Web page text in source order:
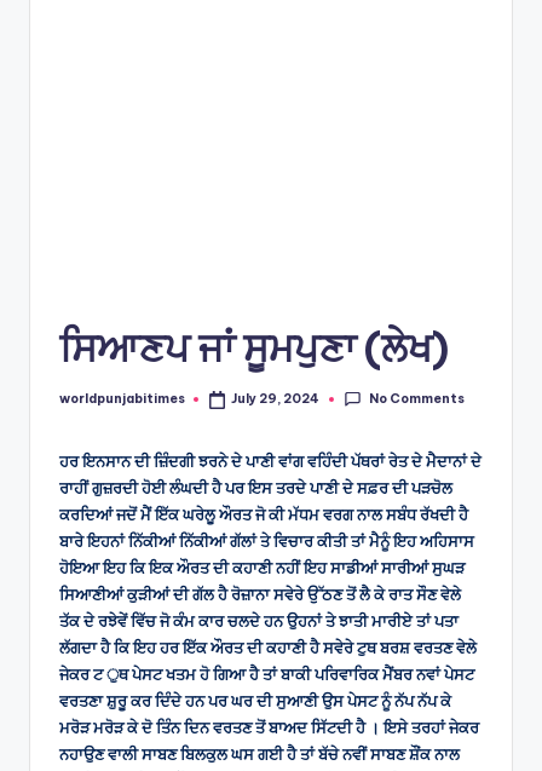
ਸਿਆਣਪ ਜਾਂ ਸੂਮਪੁਣਾ (ਲੇਖ)
Posted
worldpunjabitimes July 29, 2024 No Comments
ਹਰ ਇਨਸਾਨ ਦੀ ਜ਼ਿੰਦਗੀ ਝਰਨੇ ਦੇ ਪਾਣੀ ਵਾਂਗ ਵਹਿੰਦੀ ਪੱਥਰਾਂ ਰੇਤ ਦੇ ਮੈਦਾਨਾਂ ਦੇ
ਰਾਹੀਂ ਗੁਜ਼ਰਦੀ ਹੋਈ ਲੰਘਦੀ ਹੈ ਪਰ ਇਸ ਤਰਦੇ ਪਾਣੀ ਦੇ ਸਫ਼ਰ ਦੀ ਪੜਚੋਲ
ਕਰਦਿਆਂ ਜਦੋਂ ਮੈਂ ਇੱਕ ਘਰੇਲੂ ਔਰਤ ਜੋ ਕੀ ਮੱਧਮ ਵਰਗ ਨਾਲ ਸਬੰਧ ਰੱਖਦੀ ਹੈ
ਬਾਰੇ ਇਹਨਾਂ ਨਿੱਕੀਆਂ ਨਿੱਕੀਆਂ ਗੱਲਾਂ ਤੇ ਵਿਚਾਰ ਕੀਤੀ ਤਾਂ ਮੈਨੂੰ ਇਹ ਅਹਿਸਾਸ
ਹੋਇਆ ਇਹ ਕਿ ਇਕ ਔਰਤ ਦੀ ਕਹਾਣੀ ਨਹੀਂ ਇਹ ਸਾਡੀਆਂ ਸਾਰੀਆਂ ਸੁਘੜ
ਸਿਆਣੀਆਂ ਕੁੜੀਆਂ ਦੀ ਗੱਲ ਹੈ ਰੋਜ਼ਾਨਾ ਸਵੇਰੇ ਉੱਠਣ ਤੋਂ ਲੈ ਕੇ ਰਾਤ ਸੌਣ ਵੇਲੇ
ਤੱਕ ਦੇ ਰਝੇਵੇਂ ਵਿੱਚ ਜੋ ਕੰਮ ਕਾਰ ਚਲਦੇ ਹਨ ਉਹਨਾਂ ਤੇ ਝਾਤੀ ਮਾਰੀਏ ਤਾਂ ਪਤਾ
ਲੱਗਦਾ ਹੈ ਕਿ ਇਹ ਹਰ ਇੱਕ ਔਰਤ ਦੀ ਕਹਾਣੀ ਹੈ ਸਵੇਰੇ ਟੁਥ ਬਰਸ਼ ਵਰਤਣ ਵੇਲੇ
ਜੇਕਰ ਟ ੁਥ ਪੇਸਟ ਖਤਮ ਹੋ ਗਿਆ ਹੈ ਤਾਂ ਬਾਕੀ ਪਰਿਵਾਰਿਕ ਮੈਂਬਰ ਨਵਾਂ ਪੇਸਟ
ਵਰਤਣਾ ਸ਼ੁਰੂ ਕਰ ਦਿੰਦੇ ਹਨ ਪਰ ਘਰ ਦੀ ਸੁਆਣੀ ਉਸ ਪੇਸਟ ਨੂੰ ਨੱਪ ਨੱਪ ਕੇ
ਮਰੋੜ ਮਰੋੜ ਕੇ ਦੋ ਤਿੰਨ ਦਿਨ ਵਰਤਣ ਤੋਂ ਬਾਅਦ ਸਿੱਟਦੀ ਹੈ । ਇਸੇ ਤਰਹਾਂ ਜੇਕਰ
ਨਹਾਉਣ ਵਾਲੀ ਸਾਬਣ ਬਿਲਕੁਲ ਘਸ ਗਈ ਹੈ ਤਾਂ ਬੱਚੇ ਨਵੀਂ ਸਾਬਣ ਸ਼ੌਂਕ ਨਾਲ